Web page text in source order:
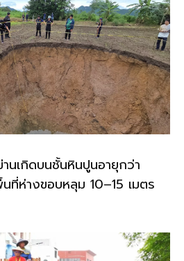
เกิดบนชั้นหินปูนอายุกว่า
ห่างขอบหลุม 10–15 เมตร